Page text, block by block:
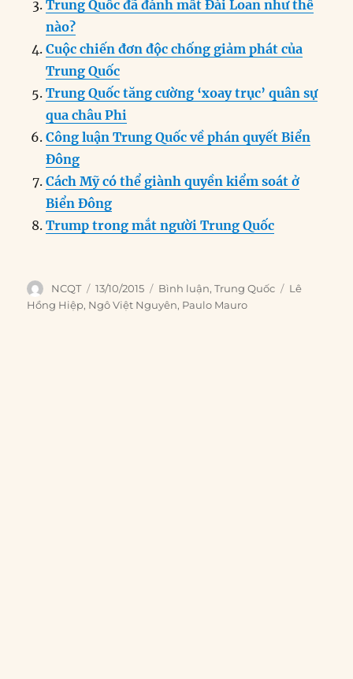
o
k
Trung Quốc đã đánh mất Đài Loan như thế
nào?
Cuộc chiến đơn độc chống giảm phát của
Trung Quốc
Trung Quốc tăng cường ‘xoay trục’ quân sự
qua châu Phi
Công luận Trung Quốc về phán quyết Biển
Đông
Cách Mỹ có thể giành quyền kiểm soát ở
Biển Đông
Trump trong mắt người Trung Quốc
Author
NCQT
Posted
on
13/10/2015 Categories
Bình luận,Trung Quốc Tags
Lê
Hồng Hiệp, Ngô Việt Nguyên, Paulo Mauro